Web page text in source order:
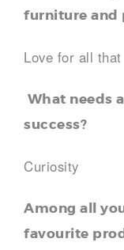
furniture and
Love for all
What needs
success?
Curiosity
Among all
favourite